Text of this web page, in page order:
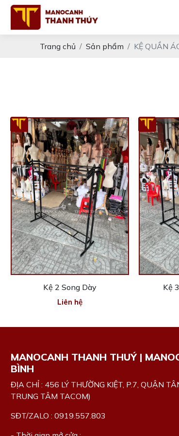
Trang chủ Sản phẩm KỆ QUẦN
Kệ 2 Song Dày
Liên hệ
Kệ
MANOCANH THANH THUÝ |
BÌNH
ĐỊA CHỈ : 456 LÝ THƯỜNG KIỆT, P.7, QUẬN
TRUNG TÂM TACOM)
SĐT/ZALO : 0919.557.803